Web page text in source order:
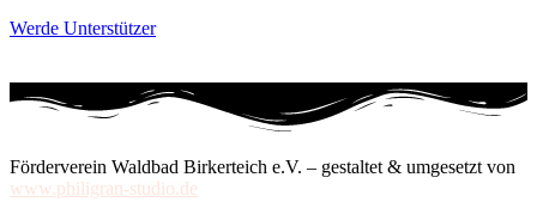
Werde Unterstützer
Förderverein Waldbad Birkerteich e.V. – gestaltet & umgesetzt von
www.philigran-studio.de